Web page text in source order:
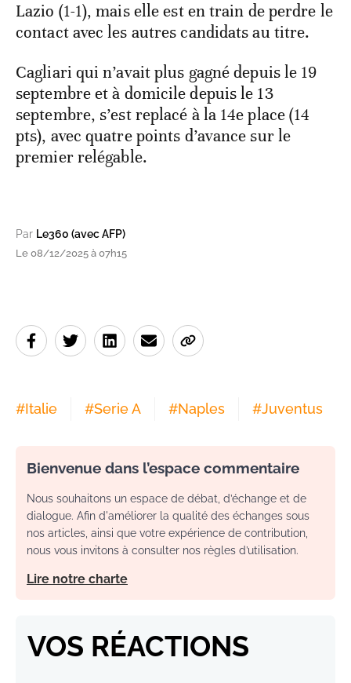
Lazio (1-1), mais elle est en train de perdre le
contact avec les autres candidats au titre.
Cagliari qui n’avait plus gagné depuis le 19
septembre et à domicile depuis le 13
septembre, s’est replacé à la 14e place (14
pts), avec quatre points d’avance sur le
premier relégable.
Par Le360 (avec AFP)
Le 08/12/2025 à 07h15
#Italie #Serie A #Naples #Juventus
Bienvenue dans l’espace commentaire
Nous souhaitons un espace de débat, d’échange et de
dialogue. Afin d'améliorer la qualité des échanges sous
nos articles, ainsi que votre expérience de contribution,
nous vous invitons à consulter nos règles d’utilisation.
Lire notre charte
VOS RÉACTIONS